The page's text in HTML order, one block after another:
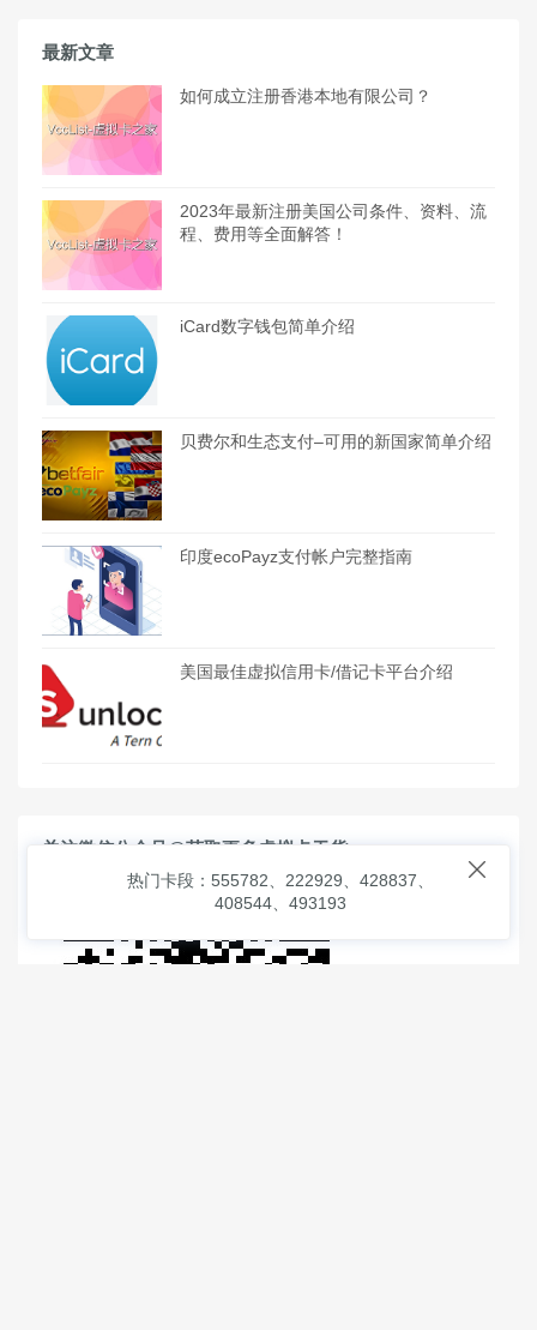
最新文章
如何成立注册香港本地有限公司？
2023年最新注册美国公司条件、资料、流
程、费用等全面解答！
iCard数字钱包简单介绍
贝费尔和生态支付–可用的新国家简单介绍
印度ecoPayz支付帐户完整指南
美国最佳虚拟信用卡/借记卡平台介绍
关注微信公众号@获取更多虚拟卡干货

热门卡段：555782、222929、428837、
408544、493193